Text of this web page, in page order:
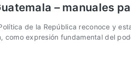
– manuales
de la República reconoce y
como expresión fundamental del